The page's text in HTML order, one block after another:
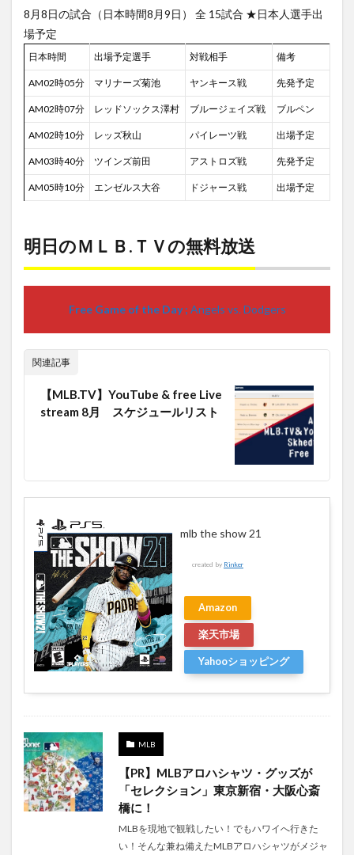
8月8日の試合（日本時間8月9日） 全 15試合 ★日本人選手出
場予定
日本時間 出場予定選手 対戦相手 備考
AM02時05分 マリナーズ菊池 ヤンキース戦 先発予定
AM02時07分 レッドソックス澤村 ブルージェイズ戦 ブルペン
AM02時10分 レッズ秋山 パイレーツ戦 出場予定
AM03時40分 ツインズ前田 アストロズ戦 先発予定
AM05時10分 エンゼルス大谷 ドジャース戦 出場予定
明日のＭＬＢ.ＴＶの無料放送
Free Game of the Day ; Angels vs. Dodgers
関連記事
【MLB.TV】YouTube & free Live
stream 8月 スケジュールリスト
mlb the show 21
created by Rinker
Amazon
楽天市場
Yahooショッピング
MLB
【PR】MLBアロハシャツ・グッズが
「セレクション」東京新宿・大阪心斎
橋に！
MLBを現地で観戦したい！でもハワイへ行きた
い！そんな兼ね備えたMLBアロハシャツがメジャ